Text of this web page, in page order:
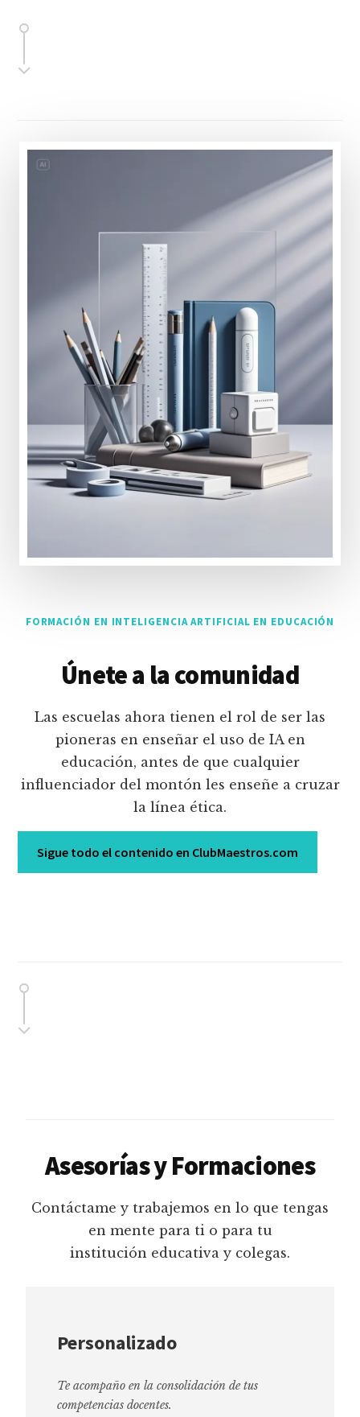
FORMACIÓN EN INTELIGENCIA ARTIFICIAL EN EDUCACIÓN
Únete a la comunidad
Las escuelas ahora tienen el rol de ser las
pioneras en enseñar el uso de IA en
educación, antes de que cualquier
influenciador del montón les enseñe a cruzar
la línea ética.
Sigue todo el contenido en ClubMaestros.com
Asesorías y Formaciones
Contáctame y trabajemos en lo que tengas
en mente para ti o para tu
institución educativa y colegas.
Personalizado
Te acompaño en la consolidación de tus
competencias docentes.